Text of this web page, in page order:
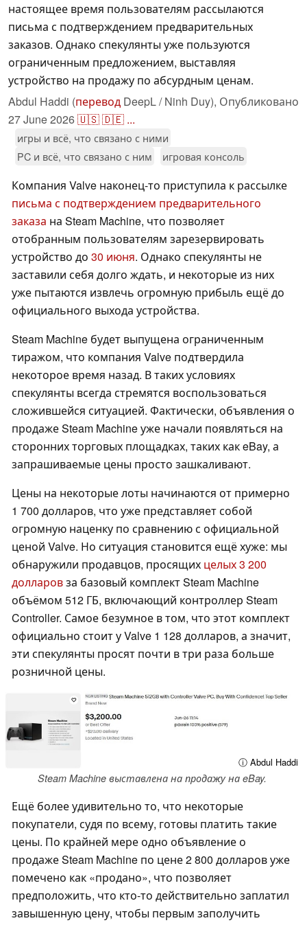
настоящее время пользователям рассылаются
письма с подтверждением предварительных
заказов. Однако спекулянты уже пользуются
ограниченным предложением, выставляя
устройство на продажу по абсурдным ценам.
Abdul Haddi (перевод DeepL / Ninh Duy), Опубликовано
27 June 2026🇺🇸🇩🇪 ...
игры и всё, что связано с ними
PC и всё, что связано с ним
игровая консоль
Компания Valve наконец-то приступила к рассылке
письма с подтверждением предварительного
заказа на Steam Machine, что позволяет
отобранным пользователям зарезервировать
устройство до 30 июня. Однако спекулянты не
заставили себя долго ждать, и некоторые из них
уже пытаются извлечь огромную прибыль ещё до
официального выхода устройства.
Steam Machine будет выпущена ограниченным
тиражом, что компания Valve подтвердила
некоторое время назад. В таких условиях
спекулянты всегда стремятся воспользоваться
сложившейся ситуацией. Фактически, объявления о
продаже Steam Machine уже начали появляться на
сторонних торговых площадках, таких как eBay, а
запрашиваемые цены просто зашкаливают.
Цены на некоторые лоты начинаются от примерно
1 700 долларов, что уже представляет собой
огромную наценку по сравнению с официальной
ценой Valve. Но ситуация становится ещё хуже: мы
обнаружили продавцов, просящих целых 3 200
долларовза базовый комплект Steam Machine
объёмом 512 ГБ, включающий контроллер Steam
Controller. Самое безумное в том, что этот комплект
официально стоит у Valve 1 128 долларов, а значит,
эти спекулянты просят почти в три раза больше
розничной цены.
ⓘ Abdul Haddi
Steam Machine выставлена на продажу на eBay.
Ещё более удивительно то, что некоторые
покупатели, судя по всему, готовы платить такие
цены. По крайней мере одно объявление о
продаже Steam Machine по цене 2 800 долларов уже
помечено как «продано», что позволяет
предположить, что кто-то действительно заплатил
завышенную цену, чтобы первым заполучить